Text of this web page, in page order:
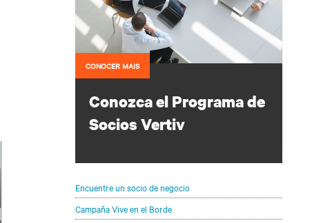
CONOCER MAIS
Conozca el Programa de
Socios Vertiv
Soporte 360°, 365 días al año
Encuentre un socio de negocio
Campaña Vive en el Borde